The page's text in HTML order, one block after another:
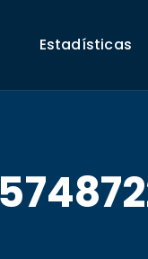
Estadísticas